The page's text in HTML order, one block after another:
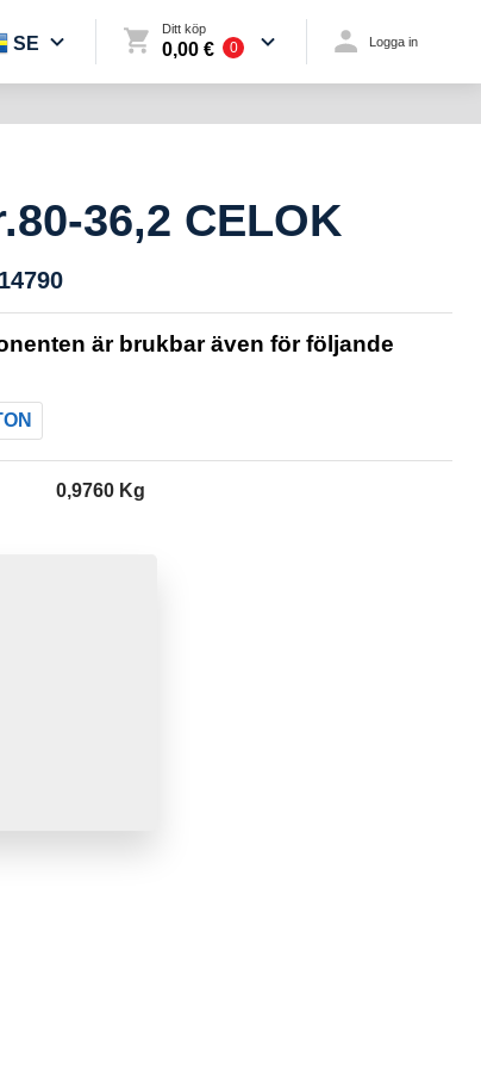
SE
Ditt köp
0,00 € 0 Logga in
36,2 CELOK
är brukbar även för följande
0,9760 Kg